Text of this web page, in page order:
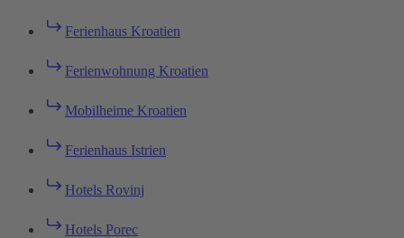
Ferienhaus Kroatien
Ferienwohnung Kroatien
Mobilheime Kroatien
Ferienhaus Istrien
Hotels Rovinj
Hotels Porec